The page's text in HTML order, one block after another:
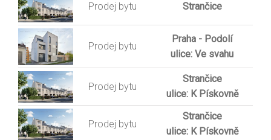
Prodej bytu Strančice
Prodej bytu
Praha - Podolí
ulice: Ve svahu
Prodej bytu
Strančice
ulice: K Pískovně
Prodej bytu
Strančice
ulice: K Pískovně